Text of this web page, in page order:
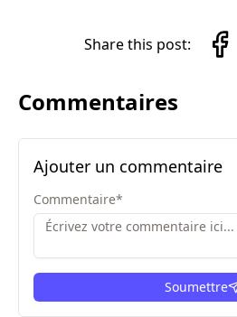
Share this post:
Commentaires
Ajouter un commentaire
Commentaire*
Soumettre